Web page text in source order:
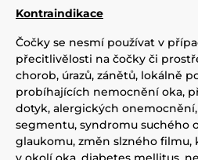
Kontraindikace
Čočky se nesmí používat v
přecitlivělosti na čočky či
chorob, úrazů, zánětů, lokálně
probíhajících nemocnění oka,
dotyk, alergických
segmentu, syndromu suchého
glaukomu, změn slzného